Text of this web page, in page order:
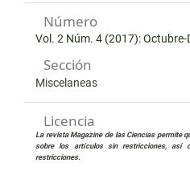
Número
Vol. 2 Núm. 4 (2017): Octubre-
Sección
Miscelaneas
Licencia
La revista Magazine de las Ciencias permite
sobre los artículos sin restricciones, así
restricciones.